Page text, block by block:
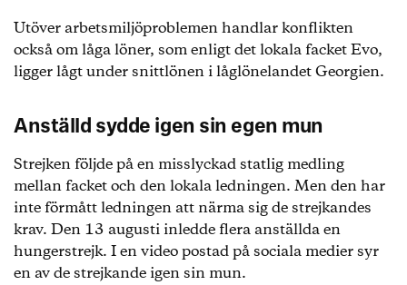
Utöver arbetsmiljöproblemen handlar konflikten
också om låga löner, som enligt det lokala facket Evo,
ligger lågt under snittlönen i låglönelandet Georgien.
Anställd sydde igen sin egen mun
Strejken följde på en misslyckad statlig medling
mellan facket och den lokala ledningen. Men den har
inte förmått ledningen att närma sig de strejkandes
krav. Den 13 augusti inledde flera anställda en
hungerstrejk. I en video postad på sociala medier syr
en av de strejkande igen sin mun.